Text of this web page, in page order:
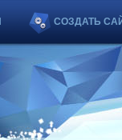
СОЗДАТЬ